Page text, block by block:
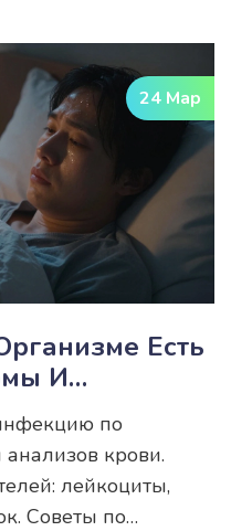
24 Мар
Есть
И
по
крови.
лейкоциты,
Советы по